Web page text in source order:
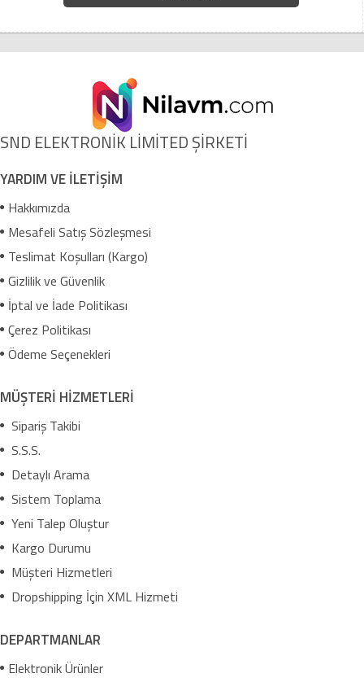
SND ELEKTRONİK LİMİTED ŞİRKETİ
YARDIM VE İLETİŞİM
Hakkımızda
Mesafeli Satış Sözleşmesi
Teslimat Koşulları (Kargo)
Gizlilik ve Güvenlik
İptal ve İade Politikası
Çerez Politikası
Ödeme Seçenekleri
MÜŞTERİ HİZMETLERİ
Sipariş Takibi
S.S.S.
Detaylı Arama
Sistem Toplama
Yeni Talep Oluştur
Kargo Durumu
Müşteri Hizmetleri
Dropshipping İçin XML Hizmeti
DEPARTMANLAR
Elektronik Ürünler